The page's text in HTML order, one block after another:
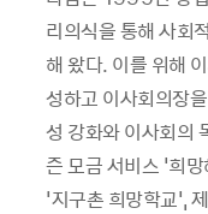
리의식을 통해 사회
해 왔다. 이를 위해
성하고 이사회의장
성 강화와 이사회의
즌 모금 서비스 '희
'지구촌 희망학교',